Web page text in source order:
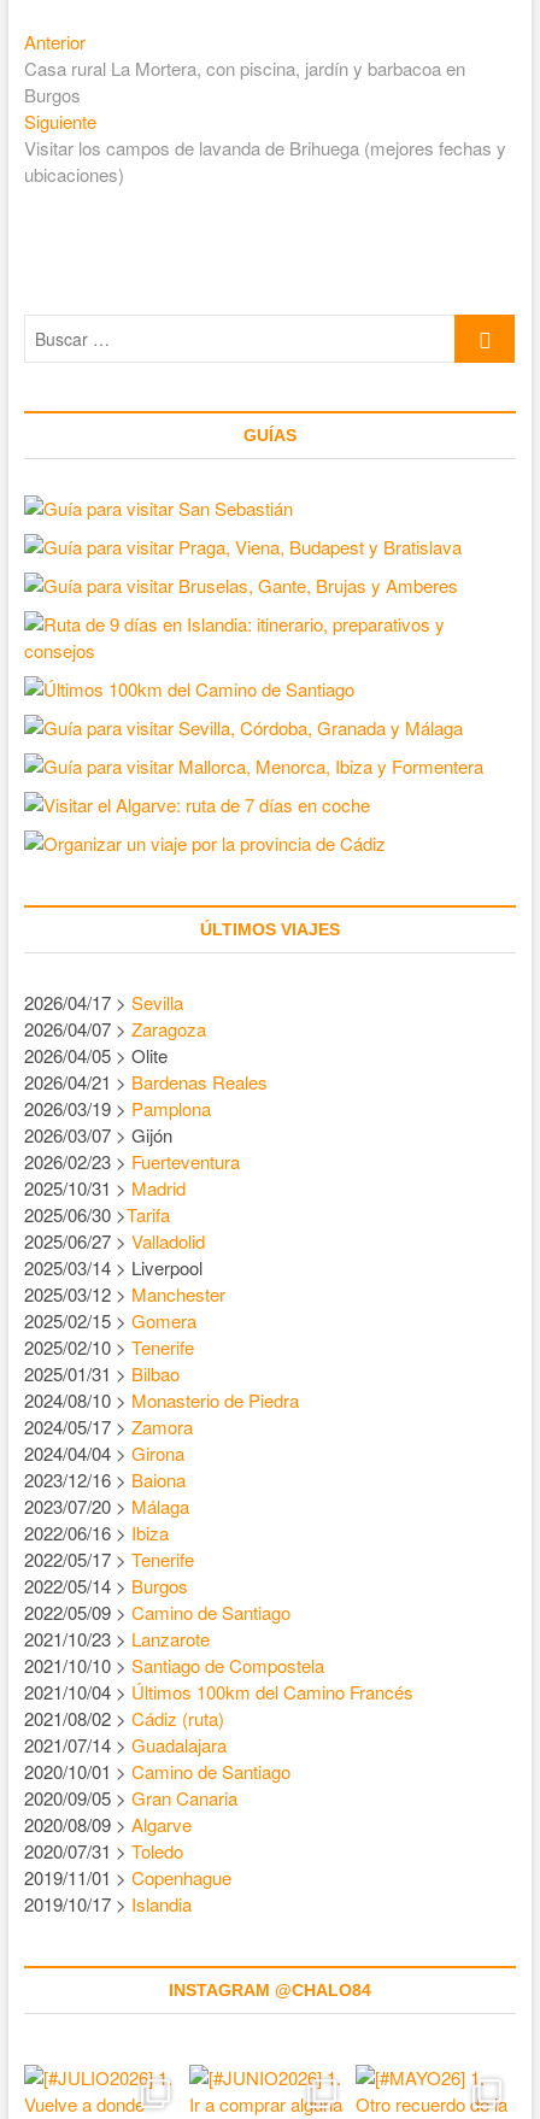
Navegación
de
entradas
AnteriorEntrada
anterior:
Casa rural La Mortera, con piscina, jardín y barbacoa en
Burgos
SiguienteEntrada
siguiente:
Visitar los campos de lavanda de Brihuega (mejores fechas y
ubicaciones)
GUÍAS
ÚLTIMOS VIAJES
2026/04/17 > Sevilla
2026/04/07 > Zaragoza
2026/04/05 > Olite
2026/04/21 > Bardenas Reales
2026/03/19 > Pamplona
2026/03/07 > Gijón
2026/02/23 > Fuerteventura
2025/10/31 > Madrid
2025/06/30 >Tarifa
2025/06/27 > Valladolid
2025/03/14 > Liverpool
2025/03/12 > Manchester
2025/02/15 > Gomera
2025/02/10 > Tenerife
2025/01/31 > Bilbao
2024/08/10 > Monasterio de Piedra
2024/05/17 > Zamora
2024/04/04 > Girona
2023/12/16 > Baiona
2023/07/20 > Málaga
2022/06/16 > Ibiza
2022/05/17 > Tenerife
2022/05/14 > Burgos
2022/05/09 > Camino de Santiago
2021/10/23 > Lanzarote
2021/10/10 > Santiago de Compostela
2021/10/04 > Últimos 100km del Camino Francés
2021/08/02 > Cádiz (ruta)
2021/07/14 > Guadalajara
2020/10/01 > Camino de Santiago
2020/09/05 > Gran Canaria
2020/08/09 > Algarve
2020/07/31 > Toledo
2019/11/01 > Copenhague
2019/10/17 > Islandia
INSTAGRAM @CHALO84